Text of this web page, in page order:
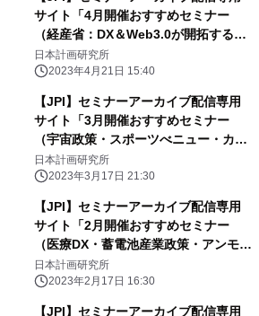
サイト「4月開催おすすめセミナー
（経産省：DX＆Web3.0が開拓するス
ポーツ産業、関西電力の電力ビジネス
展望、日本の宇宙ビジネス展望）」の
日本計画研究所
2023年4月21日 15:40
【JPI】セミナーアーカイブ配信専用
サイト「3月開催おすすめセミナー
（宇宙政策・スポーツべニュー・カー
ボンニュートラル戦略）」のご案内
日本計画研究所
2023年3月17日 21:30
【JPI】セミナーアーカイブ配信専用
サイト「2月開催おすすめセミナー
（医療DX・蓄電池産業政策・アンモニ
ア利用）」のご案内
日本計画研究所
2023年2月17日 16:30
【JPI】セミナーアーカイブ配信専用